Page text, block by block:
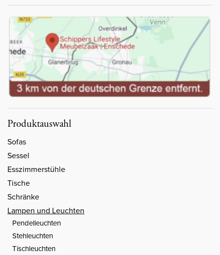
Produktauswahl
Sofas
Sessel
Esszimmerstühle
Tische
Schränke
Lampen und Leuchten
Pendelleuchten
Stehleuchten
Tischleuchten